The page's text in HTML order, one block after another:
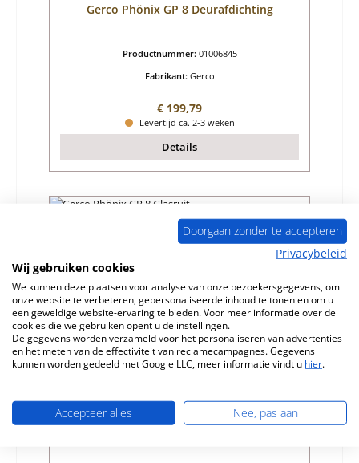
Gerco Phönix GP 8 Deurafdichting
Productnummer: 01006845
Fabrikant: Gerco
Normale prijs:
€ 199,79
Levertijd ca. 2-3 weken
Details
Gerco Phönix GP 8 Glasruit
Productnummer:
01032386
Doorgaan zonder te accepteren
Privacybeleid
Wij gebruiken cookies
We kunnen deze plaatsen voor analyse van onze bezoekersgegevens, om
onze website te verbeteren, gepersonaliseerde inhoud te tonen en om u
een geweldige website-ervaring te bieden. Voor meer informatie over de
cookies die we gebruiken opent u de instellingen.
De gegevens worden verzameld voor het personaliseren van advertenties
en het meten van de effectiviteit van reclamecampagnes. Gegevens
kunnen worden gedeeld met Google LLC, meer informatie vindt u hier.
Accepteer alles Nee, pas aan